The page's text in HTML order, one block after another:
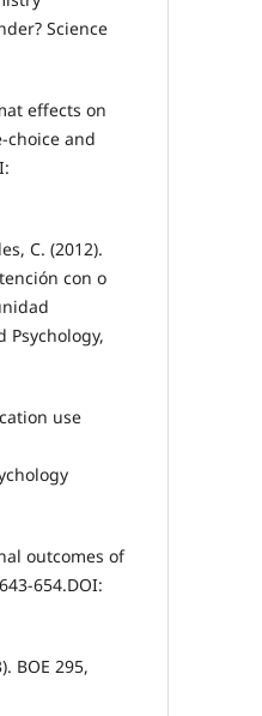
Science
effects on
and
C. (2012).
con o
Psychology,
use
outcomes of
654.DOI:
BOE 295,